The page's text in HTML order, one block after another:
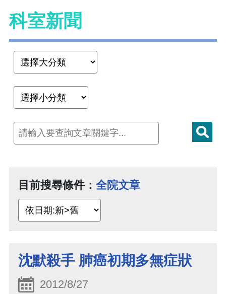
科室新聞
目前搜尋條件： 全院文章
沈默殺手 肺癌初期多無症狀
2012/8/27